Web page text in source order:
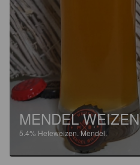
MENDEL WEIZEN
5.4% Hefeweizen.Mendel.